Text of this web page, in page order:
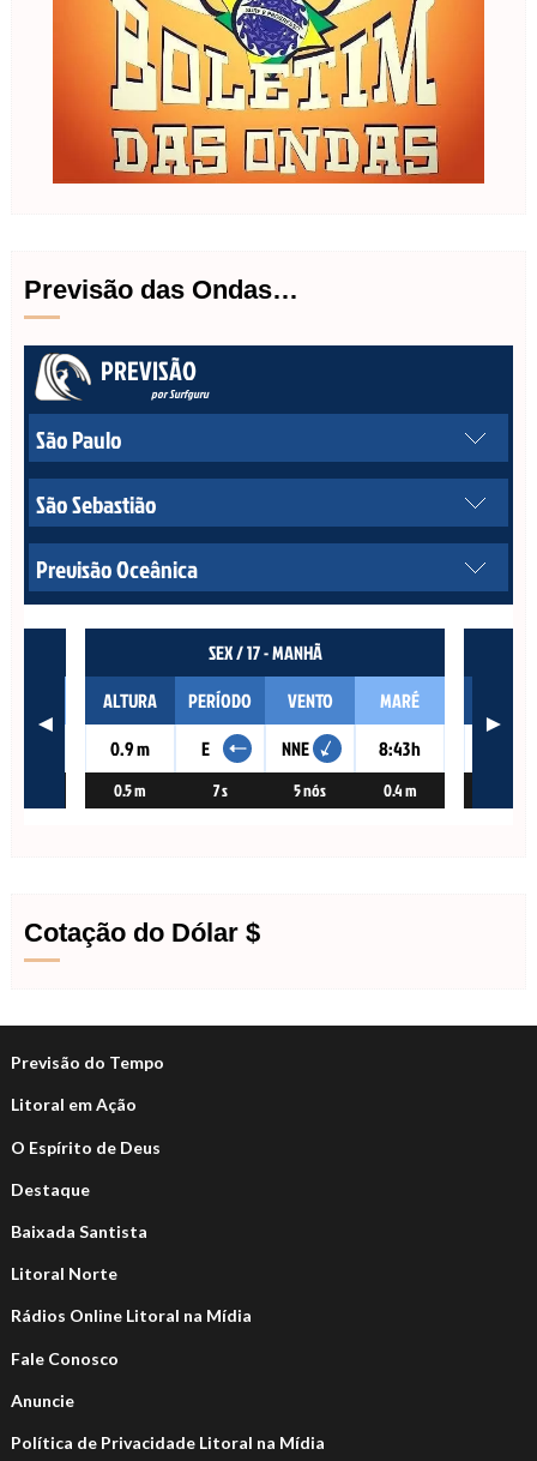
Previsão das Ondas…
Cotação do Dólar $
Previsão do Tempo
Litoral em Ação
O Espírito de Deus
Destaque
Baixada Santista
Litoral Norte
Rádios Online Litoral na Mídia
Fale Conosco
Anuncie
Política de Privacidade Litoral na Mídia